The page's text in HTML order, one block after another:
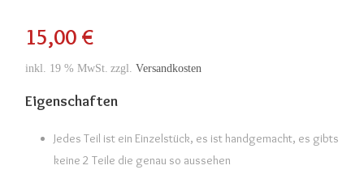
15,00 €
inkl. 19 % MwSt. zzgl. Versandkosten
Eigenschaften
Jedes Teil ist ein Einzelstück, es ist handgemacht, es gibts
keine 2 Teile die genau so aussehen